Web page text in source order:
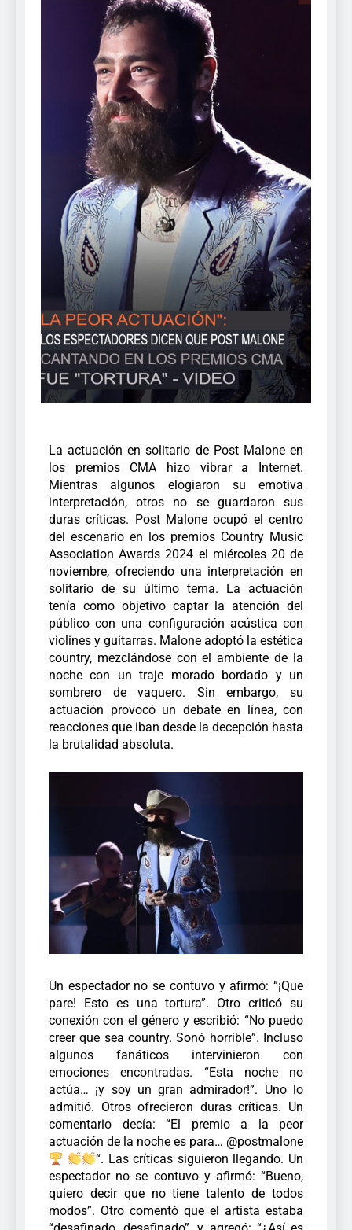
La actuación en solitario de Post Malone en
los premios CMA hizo vibrar a Internet.
Mientras algunos elogiaron su emotiva
interpretación, otros no se guardaron sus
duras críticas. Post Malone ocupó el centro
del escenario en los premios Country Music
Association Awards 2024 el miércoles 20 de
noviembre, ofreciendo una interpretación en
solitario de su último tema. La actuación
tenía como objetivo captar la atención del
público con una configuración acústica con
violines y guitarras. Malone adoptó la estética
country, mezclándose con el ambiente de la
noche con un traje morado bordado y un
sombrero de vaquero. Sin embargo, su
actuación provocó un debate en línea, con
reacciones que iban desde la decepción hasta
la brutalidad absoluta.
Un espectador no se contuvo y afirmó: “¡Que
pare! Esto es una tortura”. Otro criticó su
conexión con el género y escribió: “No puedo
creer que sea country. Sonó horrible”. Incluso
algunos fanáticos intervinieron con
emociones encontradas. “Esta noche no
actúa… ¡y soy un gran admirador!”. Uno lo
admitió. Otros ofrecieron duras críticas. Un
comentario decía: “El premio a la peor
actuación de la noche es para… @postmalone
“. Las críticas siguieron llegando. Un
espectador no se contuvo y afirmó: “Bueno,
quiero decir que no tiene talento de todos
modos”. Otro comentó que el artista estaba